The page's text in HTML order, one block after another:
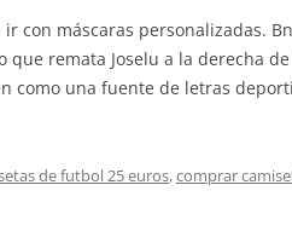
con máscaras personalizadas.
remata Joselu a la derecha
como una fuente de letras
de futbol 25 euros,comprar